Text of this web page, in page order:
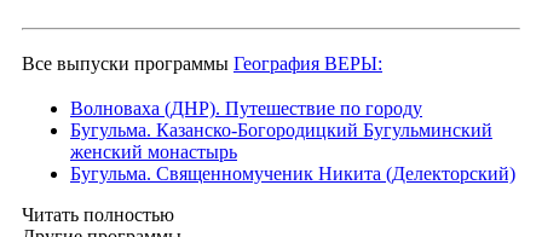
Все выпуски программы География ВЕРЫ:
Волноваха (ДНР). Путешествие по городу
Бугульма. Казанско-Богородицкий Бугульминский
женский монастырь
Бугульма. Священномученик Никита (Делекторский)
Читать полностью